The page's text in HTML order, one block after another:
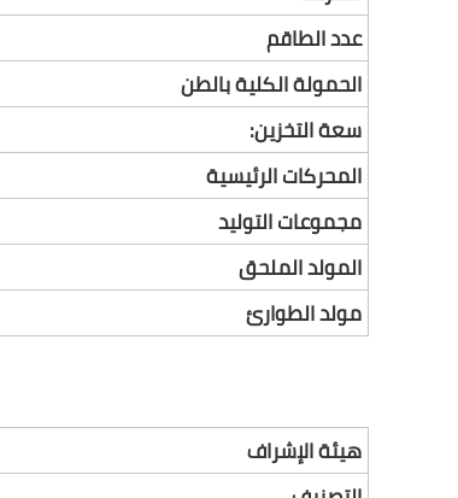
عدد الطاقم
الحمولة الكلية بالطن
سعة التخزين:
المحركات الرئيسية
مجموعات التوليد
المولد الملحق
مولد الطوارئ
هيئة الإشراف